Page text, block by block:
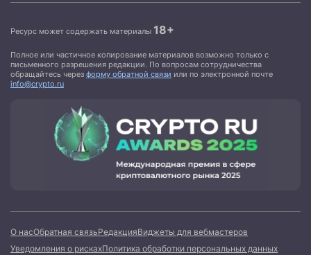
Ресурс может содержать материалы 18+
Полное или частичное копирование материалов возможно только с
письменного разрешения редакции. По вопросам сотрудничества
обращайтесь через форму обратной связи или по электронной почте
info@crypto.ru
О насОбратная связьРедакцияВиджеты для вебмастеров
Уведомления о рискахПолитика обработки персональных данных